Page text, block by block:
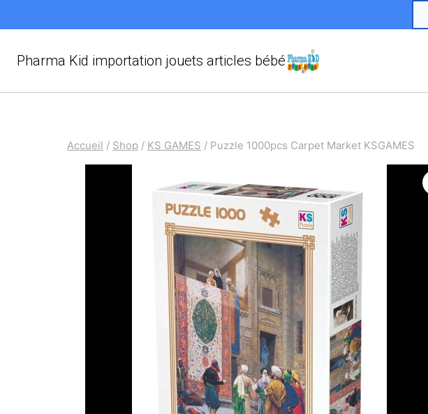
au
contenu
Pharma Kid importation jouets articles bébé
Accueil / Shop / KS GAMES / Puzzle 1000pcs Carpet Market KSGAMES